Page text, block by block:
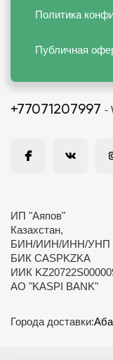
Политика
Публичная
+77071207997 -
ИП "Аяпов"
Казахстан,
БИН/ИИН/ИНН/УНП
БИК CASPKZKA
ИИК
АО "KASPI BANK"
Города доставки: